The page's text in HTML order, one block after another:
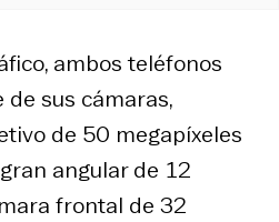
ambos teléfonos
sus cámaras,
de 50 megapíxeles
angular de 12
frontal de 32